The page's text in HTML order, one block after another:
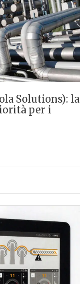
Solutions): la
per i